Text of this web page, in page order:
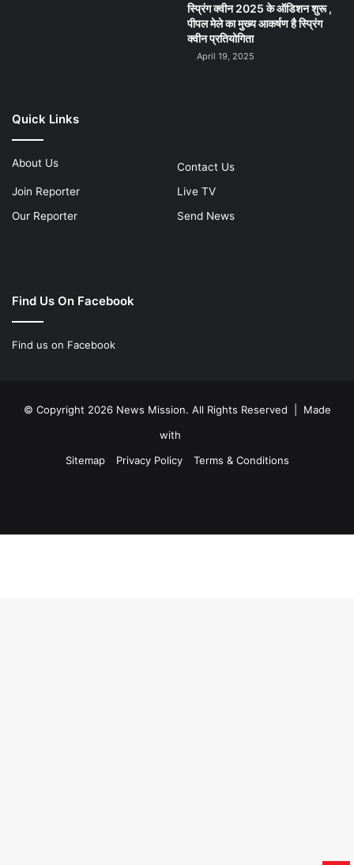
स्प्रिंग क्वीन 2025 के ऑडिशन शुरू ,
पीपल मेले का मुख्य आकर्षण है स्प्रिंग
क्वीन प्रतियोगिता
April 19, 2025
Quick Links
About Us
Contact Us
Join Reporter
Live TV
Our Reporter
Send News
Find Us On Facebook
Find us on Facebook
© Copyright 2026 News Mission. All Rights Reserved | Made
with
Sitemap
Privacy Policy Terms & Conditions